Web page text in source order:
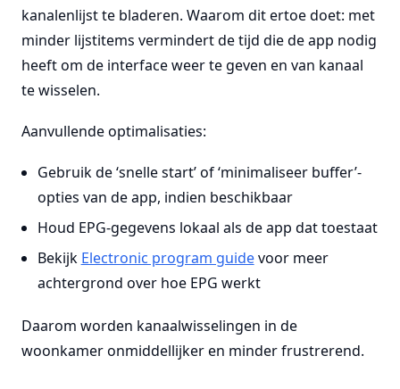
kanalenlijst te bladeren. Waarom dit ertoe doet: met
minder lijstitems vermindert de tijd die de app nodig
heeft om de interface weer te geven en van kanaal
te wisselen.
Aanvullende optimalisaties:
Gebruik de ‘snelle start’ of ‘minimaliseer buffer’-
opties van de app, indien beschikbaar
Houd EPG-gegevens lokaal als de app dat toestaat
Bekijk Electronic program guidevoor meer
achtergrond over hoe EPG werkt
Daarom worden kanaalwisselingen in de
woonkamer onmiddellijker en minder frustrerend.